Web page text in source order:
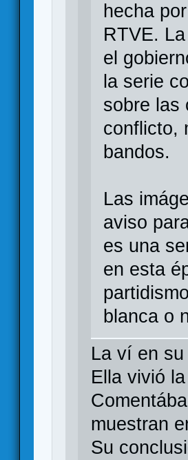
hecha
RTVE.
el
la serie
sobre las
conflicto,
bandos.
Las
aviso
es una
en esta
blanca o
La ví en
Ella vivió
muestran
Su